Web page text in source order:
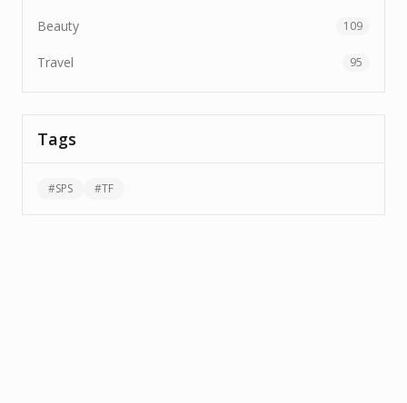
Beauty 109
Travel 95
Tags
#SPS #TF